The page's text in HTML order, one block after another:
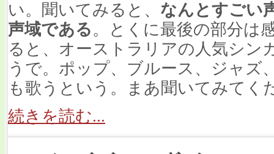
い。聞いてみると、 なんとすごい
声域である 。とくに最後の部分は
ると、オーストラリアの人気シン
うで。ポップ、ブルース、ジャズ
も歌うという。まあ聞いてみてく
続きを読む...